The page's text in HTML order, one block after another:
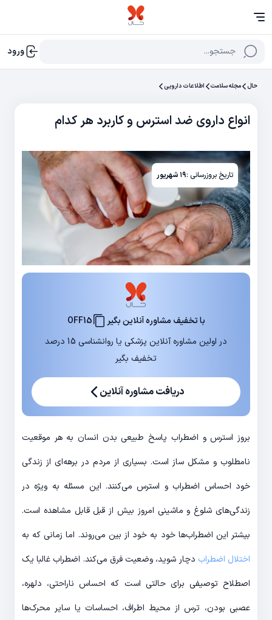
جستجو... ورود
حال مجله سلامت اطلاعات دارویی
انواع داروی ضد استرس و کاربرد هر کدام
تاریخ بروزرسانی :۱۹ شهریور
با تخفیف مشاوره آنلاین بگیر
OFF15
در اولین مشاوره آنلاین پزشکی یا روانشناسی 15 درصد
تخفیف بگیر
دریافت مشاوره آنلاین
بروز استرس و اضطراب پاسخ طبیعی بدن انسان به هر موقعیت
نامطلوب و مشکل ساز است. بسیاری از مردم در برهه‌ای از زندگی
خود احساس اضطراب و استرس می‌کنند. این مسئله به ویژه در
زندگی‌های شلوغ و ماشینی امروز بیش از قبل قابل مشاهده است.
بیشتر این اضطراب‌ها خود به خود از بین می‌روند. اما زمانی که به
اختلال اضطراب دچار شوید، وضعیت فرق می‌کند. اضطراب غالبا یک
اصطلاح توصیفی برای حالتی است که احساس ناراحتی، دلهره،
عصبی بودن، ترس از محیط اطراف، احساسات یا سایر محرک‌ها